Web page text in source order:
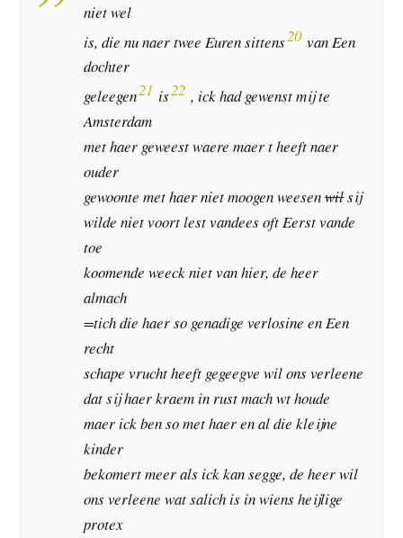
niet wel
is, die nu naer twee Euren sittens20 van Een
dochter
geleegen21 is22 , ick had gewenst mij te
Amsterdam
met haer geweest waere maer t heeft naer
ouder
gewoonte met haer niet moogen weesenwilsij
wilde niet voort lest vandees oft Eerst vande
toe
koomende weeck niet van hier, de heer
almach
=tich die haer so genadige verlosine en Een
recht
schape vrucht heeft gegeegve wil ons verleene
dat sij haer kraem in rust mach wt houde
maer ick ben so met haer en al die kleijne
kinder
bekomert meer als ick kan segge, de heer wil
ons verleene wat salich is in wiens heijlige
protex